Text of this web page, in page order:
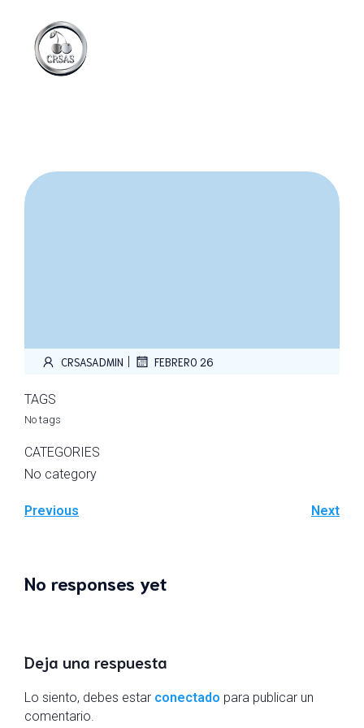
CRSASADMIN FEBRERO 26
TAGS
No tags
CATEGORIES
No category
Previous Next
No responses yet
Deja una respuesta
Lo siento, debes estar conectado para publicar un
comentario.